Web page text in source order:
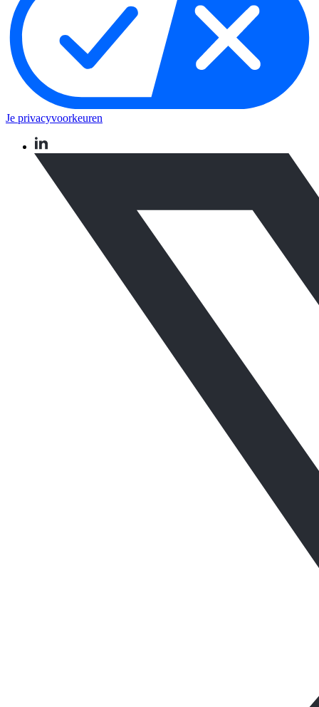
Je privacyvoorkeuren